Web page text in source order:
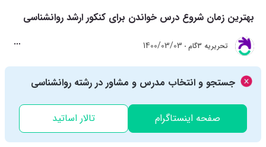
بهترین زمان شروع درس خواندن برای کنکور ارشد روانشناسی
تحريريه 3گام 1400/03/03
شیوه مرور و برنامه ریزی دوره برای کارشناسی ارشد روانشناسی
تحريريه 3گام 1401/01/21
جستجو و انتخاب مدرس و مشاور در رشته روانشناسی
صفحه اینستاگرام تالار اساتید